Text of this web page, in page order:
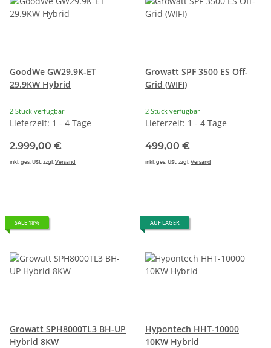
GoodWe GW29.9K-ET
29.9KW Hybrid
2 Stück verfügbar
Lieferzeit: 1 - 4 Tage
2.999,00 €
inkl. ges. USt. zzgl. Versand
Growatt SPF 3500 ES Off-
Grid (WIFI)
2 Stück verfügbar
Lieferzeit: 1 - 4 Tage
499,00 €
inkl. ges. USt. zzgl. Versand
SALE 18%
Growatt SPH8000TL3 BH-UP
Hybrid 8KW
AUF LAGER
Hypontech HHT-10000
10KW Hybrid